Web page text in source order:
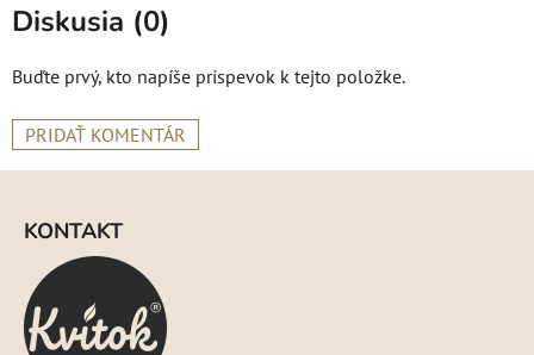
Diskusia (0)
Buďte prvý, kto napíše príspevok k tejto položke.
PRIDAŤ KOMENTÁR
KONTAKT